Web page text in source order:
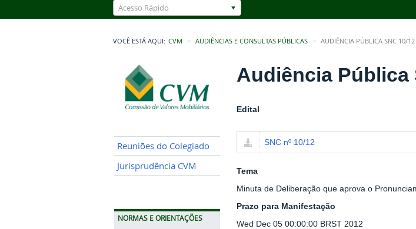
Acesso Rápido
VOCÊ ESTÁ AQUI: CVM AUDIÊNCIAS E CONSULTAS PÚBLICAS AUDIÊNCIA PÚBLICA SNC 10/12
Reuniões do Colegiado
Jurisprudência CVM
NORMAS E ORIENTAÇÕES
Audiência Pública
Edital
SNC nº 10/12
Tema
Minuta de Deliberação que aprova o
Prazo para Manifestação
Wed Dec 05 00:00:00 BRST 2012